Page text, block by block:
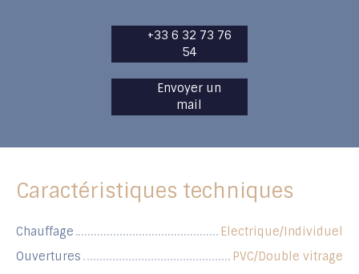
+33 6 32 73 76
54
Envoyer un
mail
Caractéristiques techniques
Chauffage
Electrique/Individuel
Ouvertures
PVC/Double vitrage